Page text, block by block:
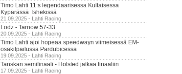
Timo Lahti 11:s legendaarisessa Kultaisessa
Kypärässä Tshekissä
21.09.2025 - Lahti Racing
Lodz - Tarnow 57-33
20.09.2025 - Lahti Racing
Timo Lahti ajoi hopeaa speedwayn viimeisessä EM-
osakilpailussa Pardubicessa
19.09.2025 - Lahti Racing
Tanskan semifinaali - Holsted jatkaa finaaliin
17.09.2025 - Lahti Racing